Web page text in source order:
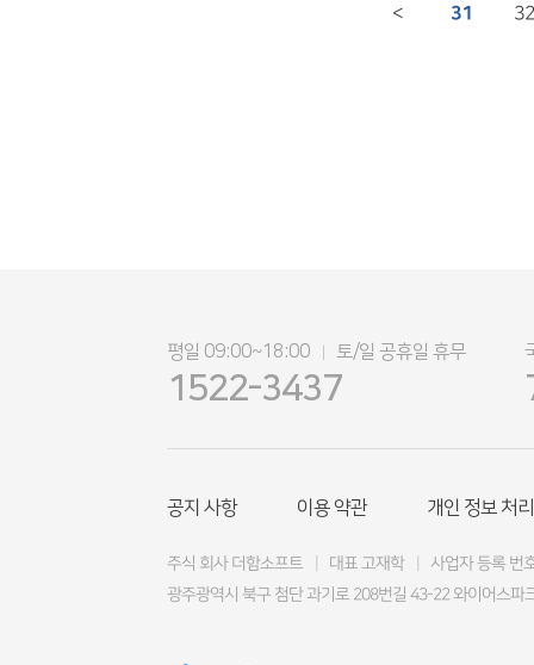
< 31 32
평일 09:00~18:00 토/일 공휴일 휴무
1522-3437
공지 사항 이용 약관 개인 정보 처
주식 회사 더함소프트 대표 고재학 사업자 등록 번
광주광역시 북구 첨단 과기로 208번길 43-22 와이어스파